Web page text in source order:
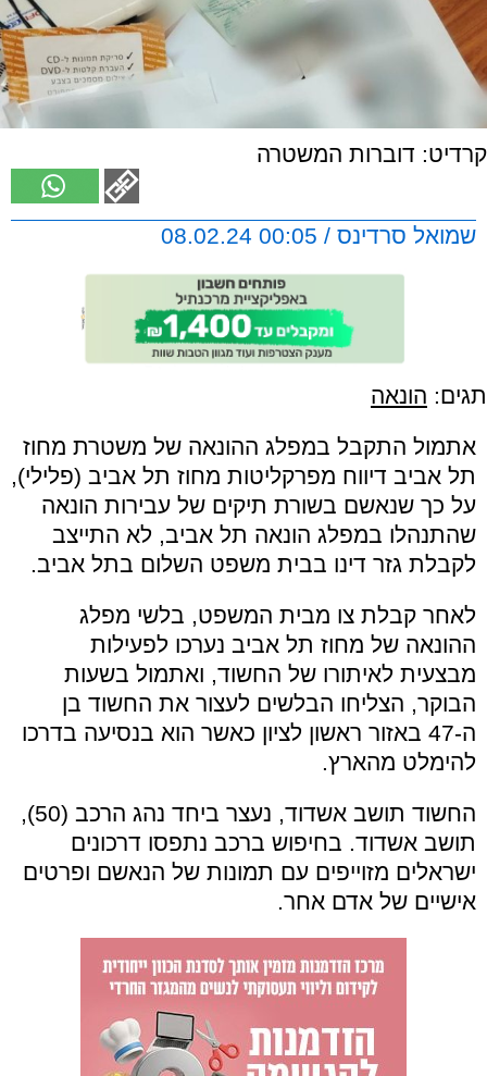
קרדיט: דוברות המשטרה
שמואל סרדינס / 00:05 08.02.24
תגים: הונאה
אתמול התקבל במפלג ההונאה של משטרת מחוז
תל אביב דיווח מפרקליטות מחוז תל אביב (פלילי),
על כך שנאשם בשורת תיקים של עבירות הונאה
שהתנהלו במפלג הונאה תל אביב, לא התייצב
לקבלת גזר דינו בבית משפט השלום בתל אביב.
לאחר קבלת צו מבית המשפט, בלשי מפלג
ההונאה של מחוז תל אביב נערכו לפעילות
מבצעית לאיתורו של החשוד, ואתמול בשעות
הבוקר, הצליחו הבלשים לעצור את החשוד בן
ה-47 באזור ראשון לציון כאשר הוא בנסיעה בדרכו
להימלט מהארץ.
החשוד תושב אשדוד, נעצר ביחד נהג הרכב (50),
תושב אשדוד. בחיפוש ברכב נתפסו דרכונים
ישראלים מזוייפים עם תמונות של הנאשם ופרטים
אישיים של אדם אחר.